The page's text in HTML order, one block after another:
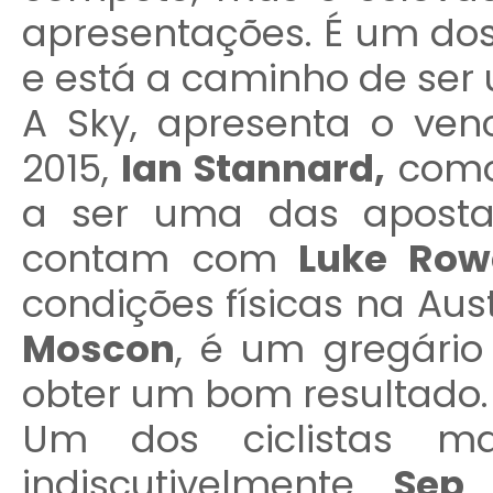
apresentações. É um
e está a caminho de
A Sky, apresenta o
2015, Ian Stannard,
a ser uma das
contam com Luke
condições físicas na
Moscon, é um
obter um bom resultado.
Um dos ciclistas